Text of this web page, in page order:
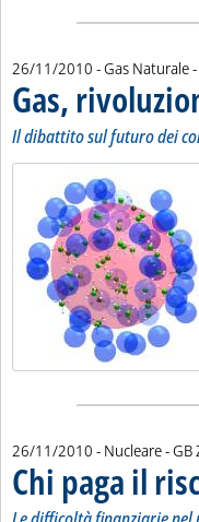
26/11/2010 - Gas Naturale
Gas,
Il dibattito sul futuro dei
Lista allegati
26/11/2010 - Nucleare -di:
GB
Chi paga il